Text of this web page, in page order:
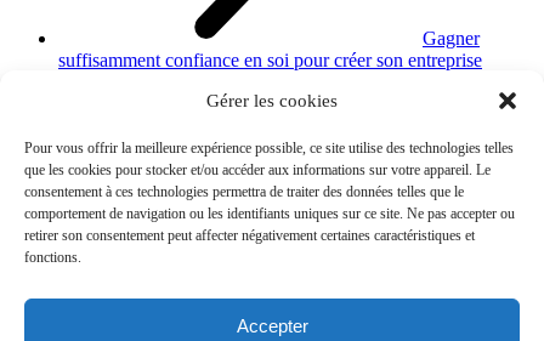
Gérer les cookies
Pour vous offrir la meilleure expérience possible, ce site utilise des technologies telles
que les cookies pour stocker et/ou accéder aux informations sur votre appareil. Le
consentement à ces technologies permettra de traiter des données telles que le
comportement de navigation ou les identifiants uniques sur ce site. Ne pas accepter ou
retirer son consentement peut affecter négativement certaines caractéristiques et
fonctions.
Accepter
Gagner
suffisamment confiance en soi pour créer son entreprise